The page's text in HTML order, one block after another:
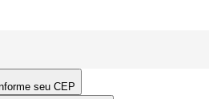
seu CEP